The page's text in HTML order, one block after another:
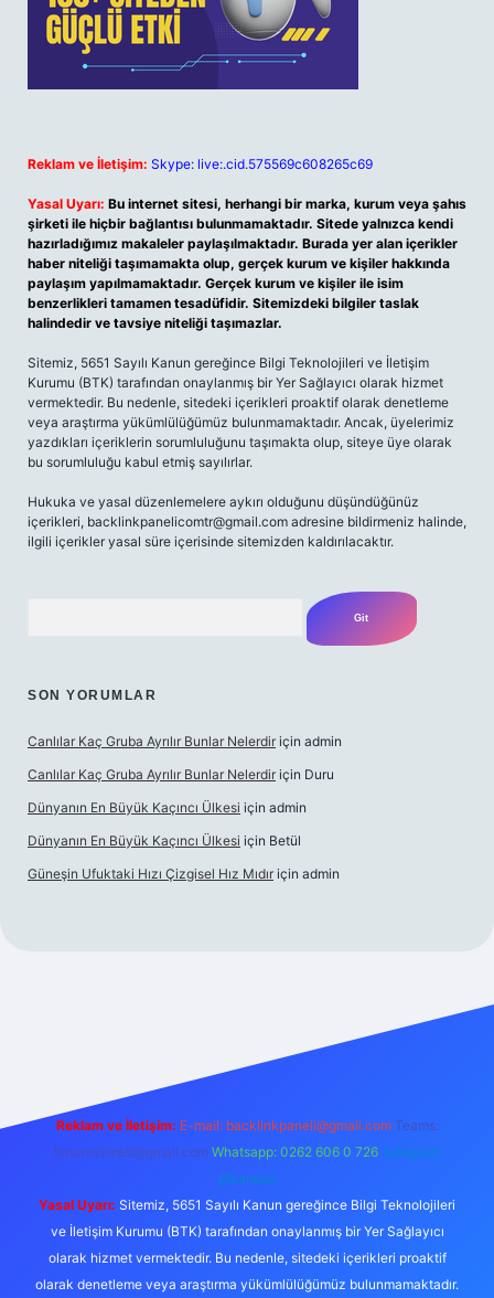
Reklam ve İletişim: Skype: live:.cid.575569c608265c69
Yasal Uyarı: Bu internet sitesi, herhangi bir marka, kurum veya şahıs
şirketi ile hiçbir bağlantısı bulunmamaktadır. Sitede yalnızca kendi
hazırladığımız makaleler paylaşılmaktadır. Burada yer alan içerikler
haber niteliği taşımamakta olup, gerçek kurum ve kişiler hakkında
paylaşım yapılmamaktadır. Gerçek kurum ve kişiler ile isim
benzerlikleri tamamen tesadüfidir. Sitemizdeki bilgiler taslak
halindedir ve tavsiye niteliği taşımazlar.
Sitemiz, 5651 Sayılı Kanun gereğince Bilgi Teknolojileri ve İletişim
Kurumu (BTK) tarafından onaylanmış bir Yer Sağlayıcı olarak hizmet
vermektedir. Bu nedenle, sitedeki içerikleri proaktif olarak denetleme
veya araştırma yükümlülüğümüz bulunmamaktadır. Ancak, üyelerimiz
yazdıkları içeriklerin sorumluluğunu taşımakta olup, siteye üye olarak
bu sorumluluğu kabul etmiş sayılırlar.
Hukuka ve yasal düzenlemelere aykırı olduğunu düşündüğünüz
içerikleri, backlinkpanelicomtr@gmail.com adresine bildirmeniz halinde,
ilgili içerikler yasal süre içerisinde sitemizden kaldırılacaktır.
SON YORUMLAR
Canlılar Kaç Gruba Ayrılır Bunlar Nelerdir için admin
Canlılar Kaç Gruba Ayrılır Bunlar Nelerdir için Duru
Dünyanın En Büyük Kaçıncı Ülkesi için admin
Dünyanın En Büyük Kaçıncı Ülkesi için Betül
Güneşin Ufuktaki Hızı Çizgisel Hız Mıdır için admin
Reklam ve İletişim: E-mail: backlinkpaneli@gmail.com Teams:
forumhizmeti@gmail.com Whatsapp: 0262 606 0 726 Telegram:
@karabul
Yasal Uyarı: Sitemiz, 5651 Sayılı Kanun gereğince Bilgi Teknolojileri
ve İletişim Kurumu (BTK) tarafından onaylanmış bir Yer Sağlayıcı
olarak hizmet vermektedir. Bu nedenle, sitedeki içerikleri proaktif
olarak denetleme veya araştırma yükümlülüğümüz bulunmamaktadır.